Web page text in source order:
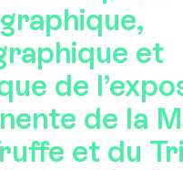
et
de
de la
et du